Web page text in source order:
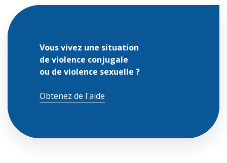
Vous vivez une situation
de violence conjugale
ou de violence sexuelle ?
Obtenez de l'aide